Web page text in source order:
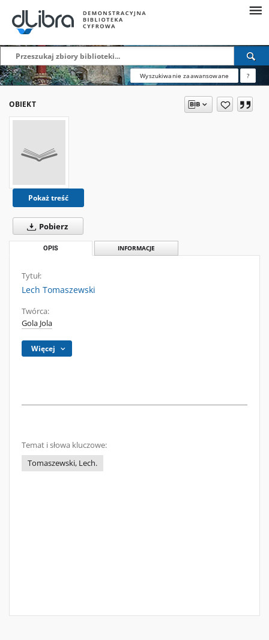
Wyszukiwanie zaawansowane ?
OBIEKT
Pokaż treść
Pobierz
OPIS INFORMACJE
Tytuł:
Lech Tomaszewski
Twórca:
Gola Jola
Więcej
Temat i słowa kluczowe:
Tomaszewski, Lech.